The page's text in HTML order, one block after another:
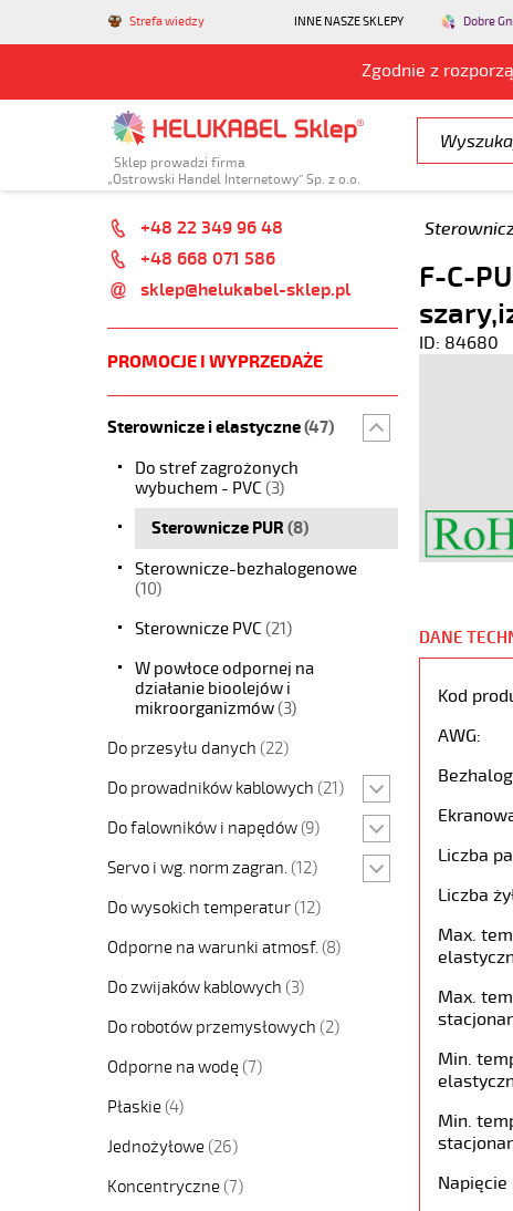
Strefa wiedzy INNE NASZE SKLEPY Dobre
Zgodnie z
Sklep prowadzi firma
„Ostrowski Handel Internetowy” Sp. z o.o.
+48 22 349 96 48
+48 668 071 586
sklep@helukabel-sklep.pl
PROMOCJE I WYPRZEDAŻE
Sterownicze i elastyczne(47)
Do stref zagrożonych
wybuchem - PVC (3)
Sterownicze PUR (8)
Sterownicze-bezhalogenowe
(10)
Sterownicze PVC (21)
W powłoce odpornej na
działanie bioolejów i
mikroorganizmów(3)
Do przesyłu danych (22)
Do prowadników kablowych (21)
Do falowników i napędów (9)
Servo i wg. norm zagran. (12)
Do wysokich temperatur (12)
Odporne na warunki atmosf. (8)
Do zwijaków kablowych (3)
Do robotów przemysłowych (2)
Odporne na wodę (7)
Płaskie (4)
Jednożyłowe (26)
Koncentryczne (7)
F-C-
ID: 84680
DANE
Kod
AWG:
Liczba
Liczba
Max.
Max.
Min.
Min.
Napięcie